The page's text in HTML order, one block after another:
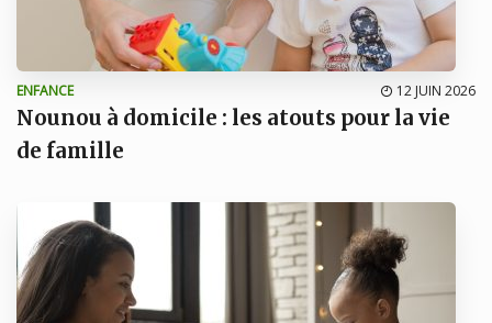
ENFANCE 12 JUIN 2026
Nounou à domicile : les atouts pour la vie
de famille